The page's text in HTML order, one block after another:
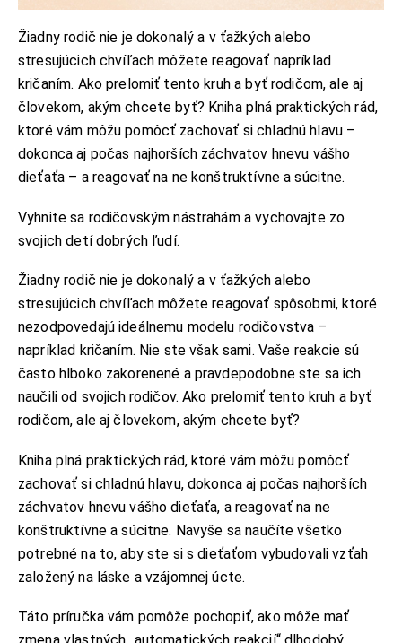
Žiadny rodič nie je dokonalý a v ťažkých alebo
stresujúcich chvíľach môžete reagovať napríklad
kričaním. Ako prelomiť tento kruh a byť rodičom, ale aj
človekom, akým chcete byť? Kniha plná praktických rád,
ktoré vám môžu pomôcť zachovať si chladnú hlavu –
dokonca aj počas najhorších záchvatov hnevu vášho
dieťaťa – a reagovať na ne konštruktívne a súcitne.
Vyhnite sa rodičovským nástrahám a vychovajte zo
svojich detí dobrých ľudí.
Žiadny rodič nie je dokonalý a v ťažkých alebo
stresujúcich chvíľach môžete reagovať spôsobmi, ktoré
nezodpovedajú ideálnemu modelu rodičovstva –
napríklad kričaním. Nie ste však sami. Vaše reakcie sú
často hlboko zakorenené a pravdepodobne ste sa ich
naučili od svojich rodičov. Ako prelomiť tento kruh a byť
rodičom, ale aj človekom, akým chcete byť?
Kniha plná praktických rád, ktoré vám môžu pomôcť
zachovať si chladnú hlavu, dokonca aj počas najhorších
záchvatov hnevu vášho dieťaťa, a reagovať na ne
konštruktívne a súcitne. Navyše sa naučíte všetko
potrebné na to, aby ste si s dieťaťom vybudovali vzťah
založený na láske a vzájomnej úcte.
Táto príručka vám pomôže pochopiť, ako môže mať